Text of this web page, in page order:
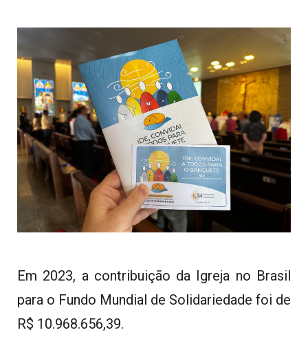
Em 2023, a contribuição da Igreja no Brasil
para o Fundo Mundial de Solidariedade foi de
R$ 10.968.656,39.